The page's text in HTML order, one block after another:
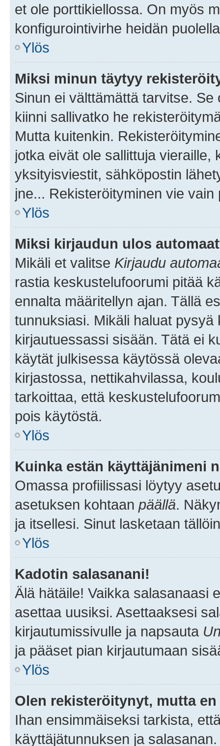
et ole porttikiellossa. On myös
konfigurointivirhe heidän
Ylös
Miksi minun täytyy
Sinun ei välttämättä tarvitse.
kiinni sallivatko he
Mutta kuitenkin.
jotka eivät ole sallittuja vieraille,
yksityisviestit, sähköpostin
jne... Rekisteröityminen vie
Ylös
Miksi kirjaudun ulos
Mikäli et valitse Kirjaudu
rastia keskustelufoorumi pitää
ennalta määritellyn ajan. Tällä
tunnuksiasi. Mikäli haluat
kirjautuessassi sisään. Tätä ei
käytät julkisessa käytössä
kirjastossa, nettikahvilassa,
tarkoittaa, että
pois käytöstä.
Ylös
Kuinka estän käyttäjänimeni
Omassa profiilissasi löytyy
asetuksen kohtaan päällä.
ja itsellesi. Sinut lasketaan
Ylös
Kadotin salasanani!
Älä hätäile! Vaikka salasanaasi
asettaa uusiksi. Asettaaksesi
kirjautumissivulle ja napsauta
ja pääset pian kirjautumaan
Ylös
Olen rekisteröitynyt, mutta
Ihan ensimmäiseksi tarkista,
käyttäjätunnuksen ja